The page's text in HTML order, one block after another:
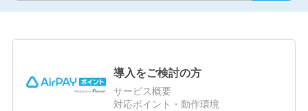
導入をご検討の方
サービス概要
対応ポイント・動作環境